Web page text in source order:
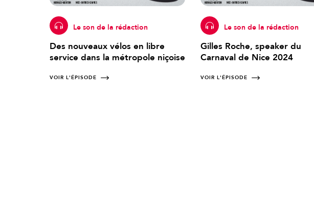
Le son de la rédaction
Des nouveaux vélos en libre
service dans la métropole niçoise
VOIR L'ÉPISODE
Le son de la rédaction
Gilles Roche, speaker du
Carnaval de Nice 2024
VOIR L'ÉPISODE